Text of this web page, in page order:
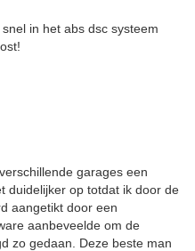
in het abs dsc systeem
garages een
duidelijker op totdat ik door de
aangetikt door een
aanbeveelde om de
zo gedaan. Deze beste man